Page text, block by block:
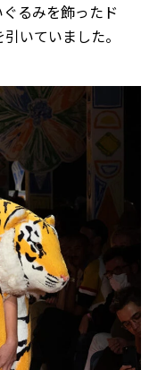
るみを飾ったド
いていました。